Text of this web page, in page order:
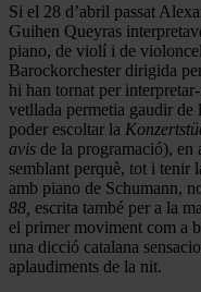
Si el 28 d’abril passat
Guihen Queyras
piano, de violí i de
Barockorchester dirigida
hi han tornat per
vetllada permetia gaudir de
poder escoltar la
avis de la programació), en
semblant perquè, tot i tenir
amb piano de Schumann,
88, escrita també per a la
el primer moviment com a
una dicció catalana
aplaudiments de la nit.